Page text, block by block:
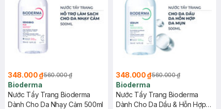
348.000 ₫560.000 ₫
Bioderma
Nước Tẩy Trang Bioderma
Dành Cho Da Nhạy Cảm 500ml
348.000 ₫560.000 ₫
Bioderma
Nước Tẩy Trang Bioderma
Dành Cho Da Dầu & Hỗn Hợp